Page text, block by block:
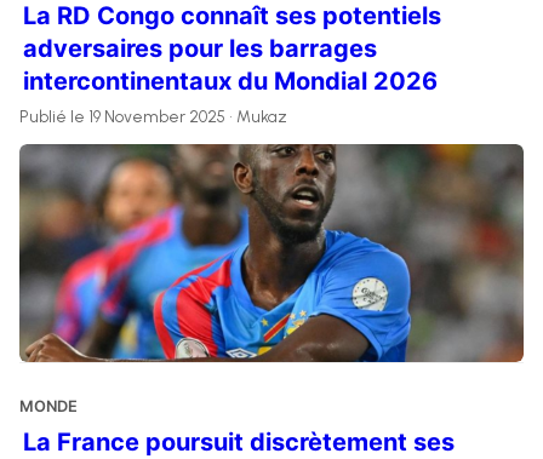
La RD Congo connaît ses potentiels
adversaires pour les barrages
intercontinentaux du Mondial 2026
Publié le 19 November 2025 • Mukaz
MONDE
La France poursuit discrètement ses